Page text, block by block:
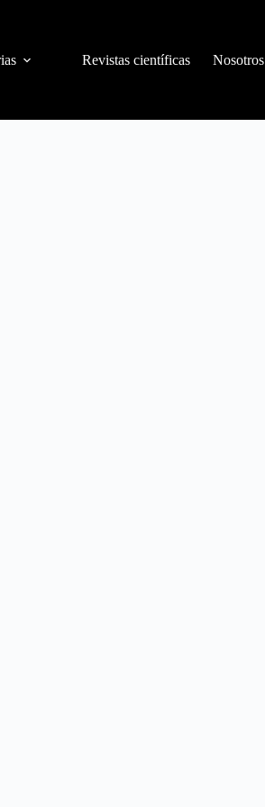
Revistas científicas Nosotros